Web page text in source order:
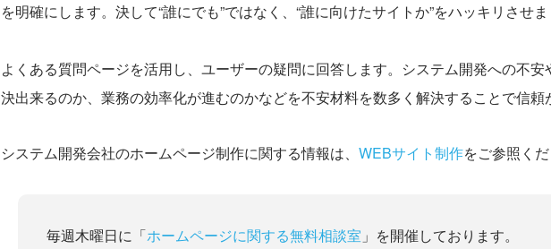
を明確にします。決して“誰にでも”ではなく、“誰に向けたサイトか”をハッキリさせま
よくある質問ページを活用し、ユーザーの疑問に回答します。システム開発への不
決出来るのか、業務の効率化が進むのかなどを不安材料を数多く解決することで信頼
システム開発会社のホームページ制作に関する情報は、 WEBサイト制作をご参照くだ
毎週木曜日に「ホームページに関する無料相談室 」を開催しております。